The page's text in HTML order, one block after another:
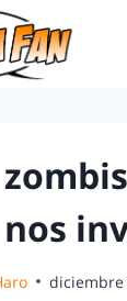
diciembre